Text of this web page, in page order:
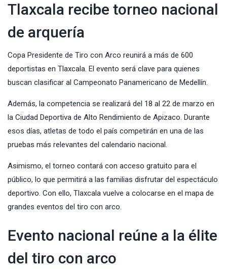
Tlaxcala recibe torneo nacional
de arquería
Copa Presidente de Tiro con Arco reunirá a más de 600
deportistas en Tlaxcala. El evento será clave para quienes
buscan clasificar al Campeonato Panamericano de Medellín.
Además, la competencia se realizará del 18 al 22 de marzo en
la Ciudad Deportiva de Alto Rendimiento de Apizaco. Durante
esos días, atletas de todo el país competirán en una de las
pruebas más relevantes del calendario nacional.
Asimismo, el torneo contará con acceso gratuito para el
público, lo que permitirá a las familias disfrutar del espectáculo
deportivo. Con ello, Tlaxcala vuelve a colocarse en el mapa de
grandes eventos del tiro con arco.
Evento nacional reúne a la élite
del tiro con arco